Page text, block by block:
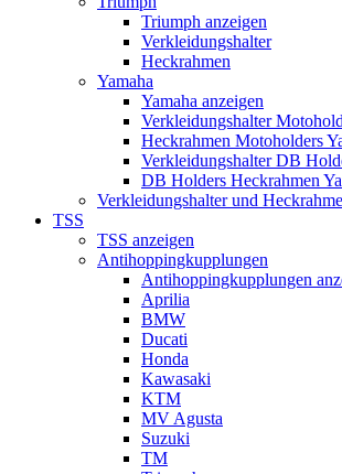
Triumph anzeigen
Verkleidungshalter
Heckrahmen
Yamaha
Yamaha anzeigen
Verkleidungshalter
Heckrahmen Motoholders
Verkleidungshalter DB
DB Holders Heckrahmen
Verkleidungshalter und
TSS
TSS anzeigen
Antihoppingkupplungen
Antihoppingkupplungen
Aprilia
BMW
Ducati
Honda
Kawasaki
KTM
MV Agusta
Suzuki
TM